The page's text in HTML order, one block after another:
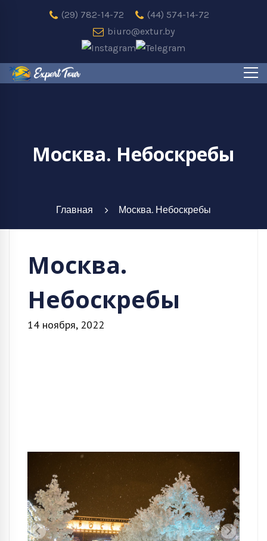
(29) 782-14-72
(44) 574-14-72
biuro@extur.by
Москва. Небоскребы
Главная Москва. Небоскребы
Москва.
Небоскребы
14 ноября, 2022